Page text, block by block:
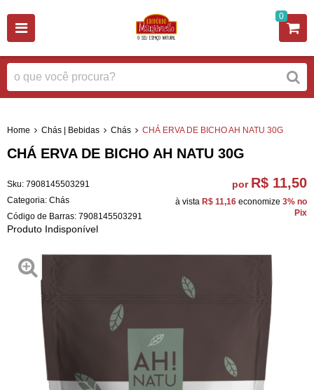
0
Home Chás | Bebidas Chás CHÁ ERVA DE BICHO AH NATU 30G
CHÁ ERVA DE BICHO AH NATU 30G
Sku: 7908145503291
Categoria: Chás
Código de Barras: 7908145503291
Produto Indisponível
por R$ 11,50
à vista R$ 11,16 economize 3% no
Pix